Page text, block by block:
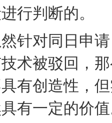
行判断的。
对同日申请
术被驳回，
有创造性，
有一定的价